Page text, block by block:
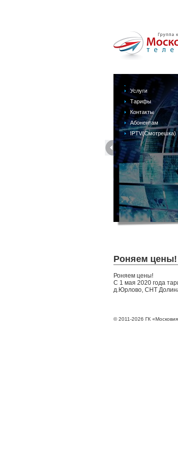
Услуги
Тарифы
Контакты
Абонентам
IPTV(Смотрешка)
Роняем цены!
Роняем цены!
С 1 мая 2020 года
д.Юрлово, СНТ
© 2011-2026 ГК